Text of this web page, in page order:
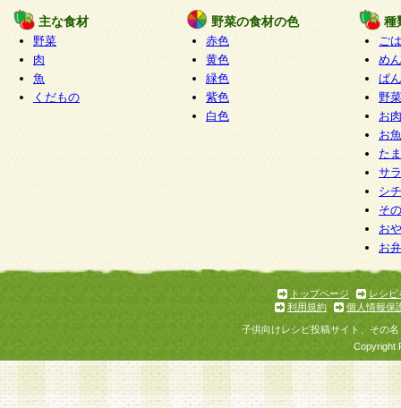
主な食材
野菜
肉
魚
くだもの
野菜の食材の色
赤色
黄色
緑色
紫色
白色
種
ご
めん
ぱん
野
お
お
た
サ
シ
そ
お
お
トップページ
レシピ
利用規約
個人情報保
子供向けレシピ投稿サイト、その
Copyright